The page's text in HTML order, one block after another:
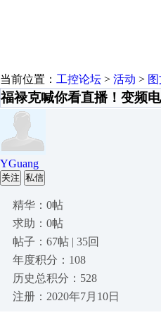
当前位置： 工控论坛 > 活动 >
福禄克喊你看直播！变频
YGuang
关注 私信
精华：0帖
求助：0帖
帖子：67帖 | 35回
年度积分：108
历史总积分：528
注册：2020年7月10日